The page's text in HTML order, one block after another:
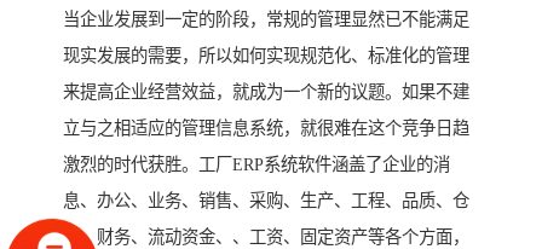
当企业发展到一定的阶段，常规的管理显然已不能满足
现实发展的需要，所以如何实现规范化、标准化的管理
来提高企业经营效益，就成为一个新的议题。如果不建
立与之相适应的管理信息系统，就很难在这个竞争日趋
激烈的时代获胜。工厂ERP系统软件涵盖了企业的消
息、办公、业务、销售、采购、生产、工程、品质、仓
库、财务、流动资金、、工资、固定资产等各个方面，